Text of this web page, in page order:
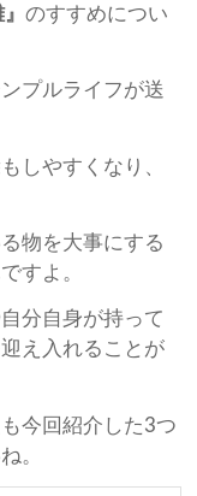
』のすすめについ
プルライフが送
しやすくなり、
物を大事にする
すよ。
分自身が持って
え入れることが
今回紹介した3つ
。